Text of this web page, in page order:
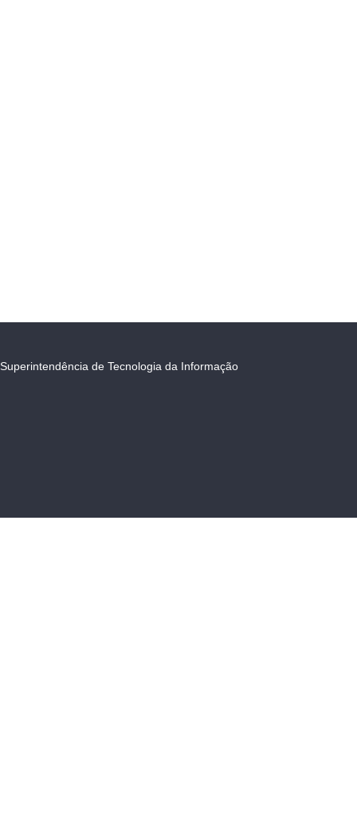
Superintendência de Tecnologia da Informação